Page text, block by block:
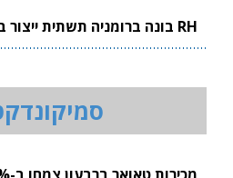
סמיקונדקטורס